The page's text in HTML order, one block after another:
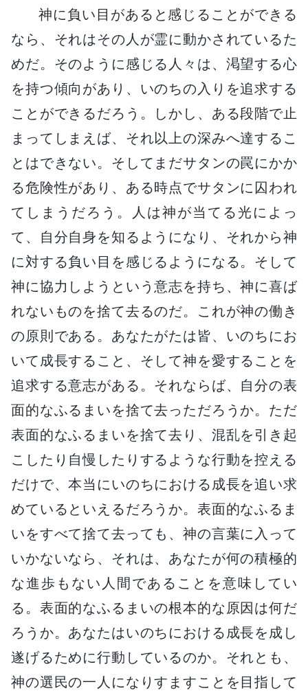
神に負い目があると感じることができる
なら、それはその人が霊に動かされているた
めだ。そのように感じる人々は、渇望する心
を持つ傾向があり、いのちの入りを追求する
ことができるだろう。しかし、ある段階で止
まってしまえば、それ以上の深みへ達するこ
とはできない。そしてまだサタンの罠にかか
る危険性があり、ある時点でサタンに囚われ
てしまうだろう。人は神が当てる光によっ
て、自分自身を知るようになり、それから神
に対する負い目を感じるようになる。そして
神に協力しようという意志を持ち、神に喜ば
れないものを捨て去るのだ。これが神の働き
の原則である。あなたがたは皆、いのちにお
いて成長すること、そして神を愛することを
追求する意志がある。それならば、自分の表
面的なふるまいを捨て去っただろうか。ただ
表面的なふるまいを捨て去り、混乱を引き起
こしたり自慢したりするような行動を控える
だけで、本当にいのちにおける成長を追い求
めているといえるだろうか。表面的なふるま
いをすべて捨て去っても、神の言葉に入って
いかないなら、それは、あなたが何の積極的
な進歩もない人間であることを意味してい
る。表面的なふるまいの根本的な原因は何だ
ろうか。あなたはいのちにおける成長を成し
遂げるために行動しているのか。それとも、
神の選民の一人になりすますことを目指して